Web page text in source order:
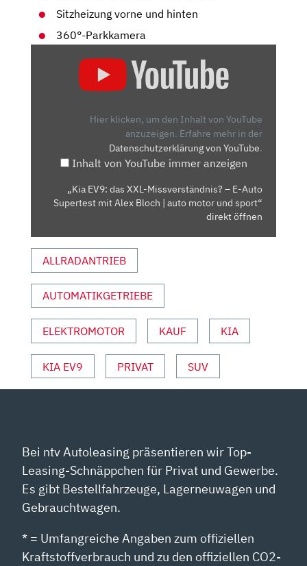
Sitzheizung vorne und hinten
360°-Parkkamera
MISSVERSTÄNDNIS?
SUPERTEST
|
AUTO
MOTOR
UND
VON
YOUTUBE
ANZEIGEN
Hier klicken, um den Inhalt von YouTube
anzuzeigen. Erfahre mehr in der
Datenschutzerklärung von YouTube.
Inhalt von YouTube immer anzeigen
„Kia EV9: das XXL-Missverständnis? – E-Auto
Supertest mit Alex Bloch | auto motor und sport“
direkt öffnen
ALLRADANTRIEB
AUTOMATIKGETRIEBE
ELEKTROMOTOR KAUF KIA
KIA EV9 PRIVAT SUV
Bei ntv Autoleasing präsentieren wir Top-
Leasing-Schnäppchen für Privat und Gewerbe.
Es gibt Bestellfahrzeuge, Lagerneuwagen und
Gebrauchtwagen.
* = Umfangreiche Angaben zum offiziellen
Kraftstoffverbrauch und zu den offiziellen CO2-